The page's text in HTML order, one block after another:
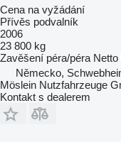
Cena na vyžádání
Přívěs podvalník
2006
23 800 kg
Zavěšení péra/péra
Německo,
Möslein Nutzfahrzeuge
Kontakt s dealerem